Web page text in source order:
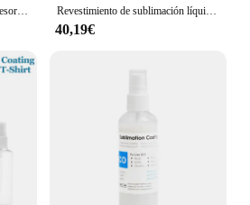
Revestimiento de sublimación líquido, pretratamiento de tinta de sublimación, líquido para tela de algodón y poliéster, Canva, tapas, bolsas, 1000ML
40,19€